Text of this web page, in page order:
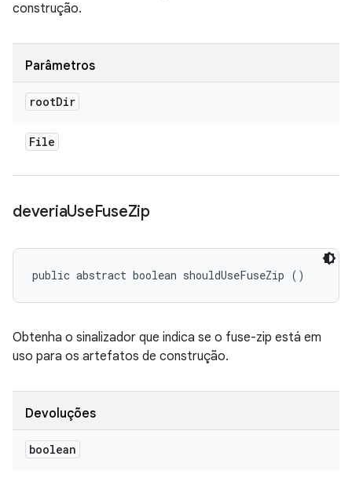
construção.
Parâmetros
rootDir
File
deveriaUseFuseZip
public abstract boolean shouldUseFuseZip ()
Obtenha o sinalizador que indica se o fuse-zip está em
uso para os artefatos de construção.
Devoluções
boolean